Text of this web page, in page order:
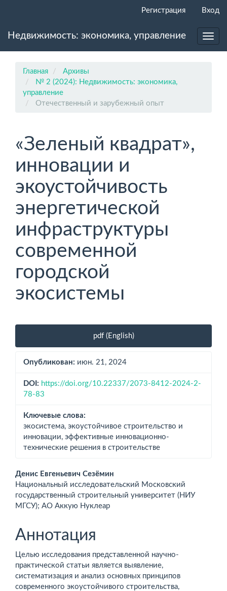
Основное
панель
Регистрация Вход
Недвижимость: экономика, управление
Главная
Архивы
№ 2 (2024): Недвижимость: экономика,
управление
Отечественный и зарубежный опыт
«Зеленый квадрат»,
инновации и
экоустойчивость
энергетической
инфраструктуры
современной
городской
экосистемы
Боковая
панель
статьи
pdf (English)
Опубликован: июн. 21, 2024
DOI: https://doi.org/10.22337/2073-8412-2024-2-
78-83
Ключевые слова:
экосистема, экоустойчивое строительство и
инновации, эффективные инновационно-
технические решения в строительстве
Основное
содержимое
статьи
Денис Евгеньевич Сезёмин
Национальный исследовательский Московский
государственный строительный университет (НИУ
МГСУ); АО Аккую Нуклеар
Аннотация
Целью исследования представленной научно-
практической статьи является выявление,
систематизация и анализ основных принципов
современного экоустойчивого строительства,